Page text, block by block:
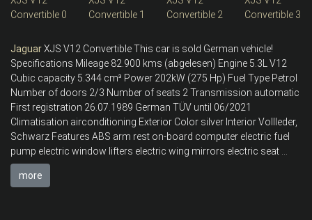
JaguarXJS V12 Convertible This car is sold German vehicle!
Specifications Mileage 82.900 kms (abgelesen) Engine 5.3L V12
Cubic capacity 5.344 cm³ Power 202kW (275 Hp) Fuel Type Petrol
Number of doors 2/3 Number of seats 2 Transmission automatic
First registration 26.07.1989 German TÜV until 06/2021
Climatisation airconditioning Exterior Color silver Interior Vollleder,
Schwarz Features ABS arm rest on-board computer electric fuel
pump electric window lifters electric wing mirrors electric seat ...
more